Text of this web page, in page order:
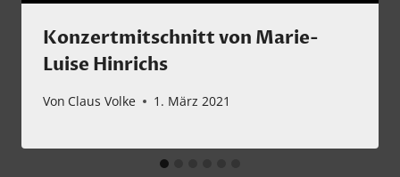
Konzertmitschnitt von Marie-
Luise Hinrichs
Von Claus Volke 1. März 2021